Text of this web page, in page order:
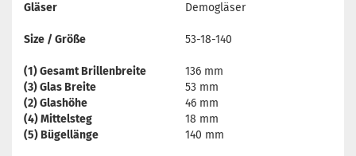
Gläser Demogläser
Size / Größe 53-18-140
(1) Gesamt Brillenbreite
136 mm
(3) Glas Breite
53 mm
(2) Glashöhe
46 mm
(4) Mittelsteg
18 mm
(5) Bügellänge
140 mm